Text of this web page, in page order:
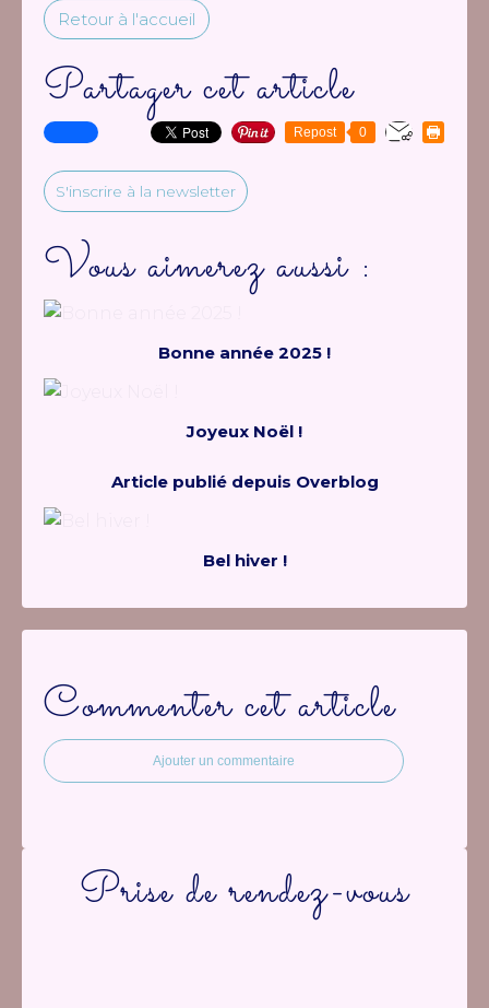
Retour à l'accueil
Partager cet article
Repost 0
S'inscrire à la newsletter
Vous aimerez aussi :
Bonne année 2025 !
Joyeux Noël !
Article publié depuis Overblog
Bel hiver !
Commenter cet article
Ajouter un commentaire
Prise de rendez-vous